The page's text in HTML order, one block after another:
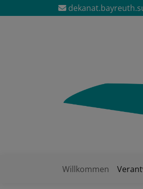
zum
Willkommen